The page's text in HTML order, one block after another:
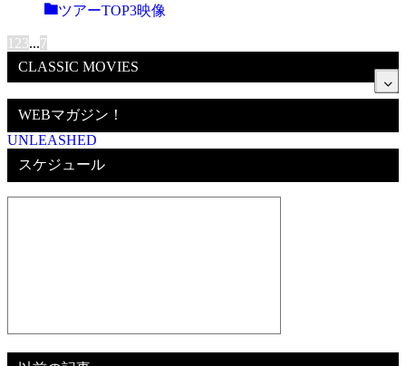
ツアーTOP3映像
1 23...7
CLASSIC MOVIES
WEBマガジン！
UNLEASHED
スケジュール